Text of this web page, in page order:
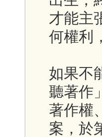
才能主
何權利
如果不
聽著作
著作權
案，於